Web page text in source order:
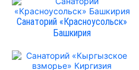
Санаторий «Красноусольск»
Башкирия